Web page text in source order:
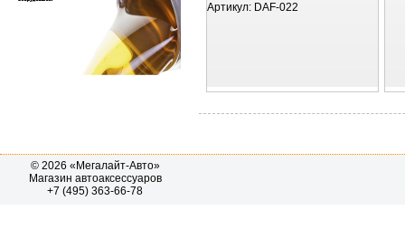
Артикул: DAF-022
© 2026 «Мегалайт-Авто»
Магазин автоаксессуаров
+7 (495) 363-66-78